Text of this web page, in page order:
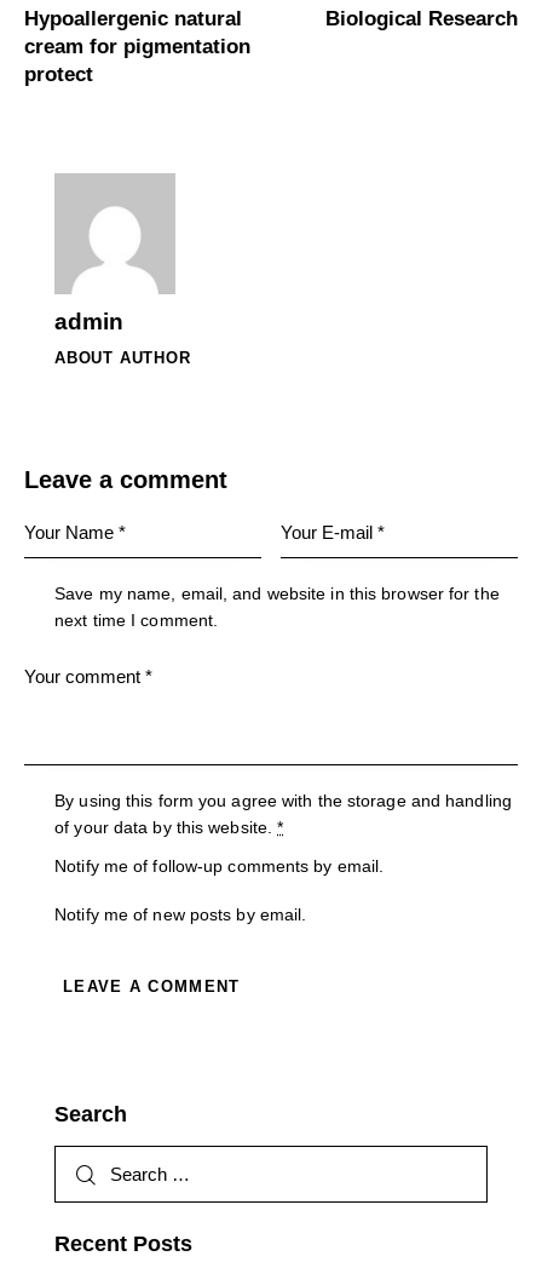
Hypoallergenic natural
cream for pigmentation
protect
Biological Research
admin
ABOUT AUTHOR
Leave a comment
Save my name, email, and website in this browser for the
next time I comment.
By using this form you agree with the storage and handling
of your data by this website.*
Notify me of follow-up comments by email.
Notify me of new posts by email.
Search
Recent Posts